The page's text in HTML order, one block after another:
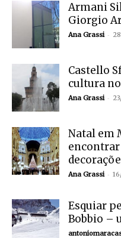
Armani
Giorgio
Ana Grassi -
Castello
cultura
Ana Grassi -
Natal em
Ana Grassi -
Esquiar
Bobbio –